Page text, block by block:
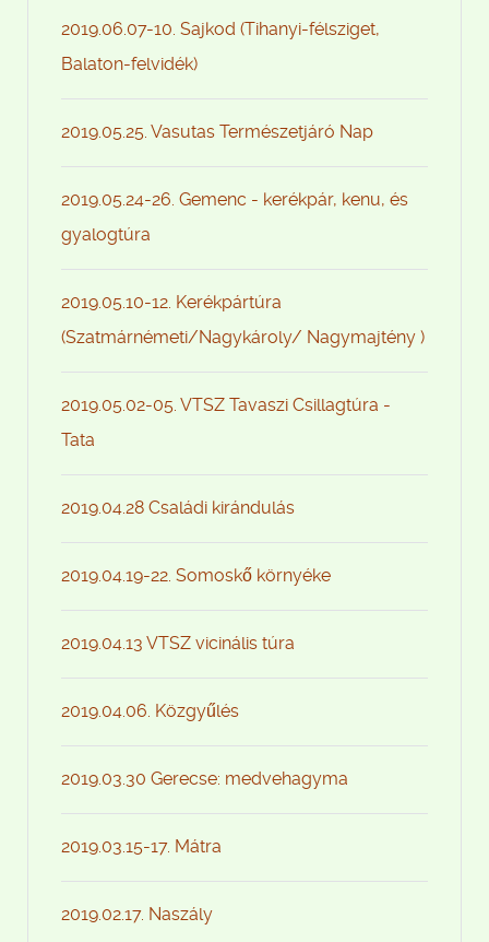
2019.06.07-10. Sajkod (Tihanyi-félsziget,
Balaton-felvidék)
2019.05.25. Vasutas Természetjáró Nap
2019.05.24-26. Gemenc - kerékpár, kenu, és
gyalogtúra
2019.05.10-12. Kerékpártúra
(Szatmárnémeti/Nagykároly/ Nagymajtény )
2019.05.02-05. VTSZ Tavaszi Csillagtúra -
Tata
2019.04.28 Családi kirándulás
2019.04.19-22. Somoskő környéke
2019.04.13 VTSZ vicinális túra
2019.04.06. Közgyűlés
2019.03.30 Gerecse: medvehagyma
2019.03.15-17. Mátra
2019.02.17. Naszály